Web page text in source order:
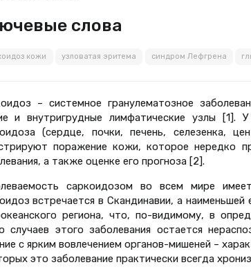
слова
кожи узловатая эритема синдром Лефгрена
– системное гранулематозное
и внутригрудные лимфатические узлы [1].
(сердце, почки, печень, селезенка,
поражение кожи, которое нередко
а также оценке его прогноза [2].
саркоидозом во всем мире
встречается в Скандинавии, а
региона, что, по-видимому, в
случаев этого заболевания остается
с ярким вовлечением органов-мишеней –
это заболевание практически всегда